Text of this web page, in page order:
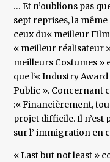
… Et n’oublions pas
sept reprises, la
ceux du« meilleur
« meilleur réalisateur
meilleurs Costumes »
que l’« Industry
Public ». Concernant
:« Financièrement,
projet difficile. Il n’est
sur l’ immigration en
« Last but not least »